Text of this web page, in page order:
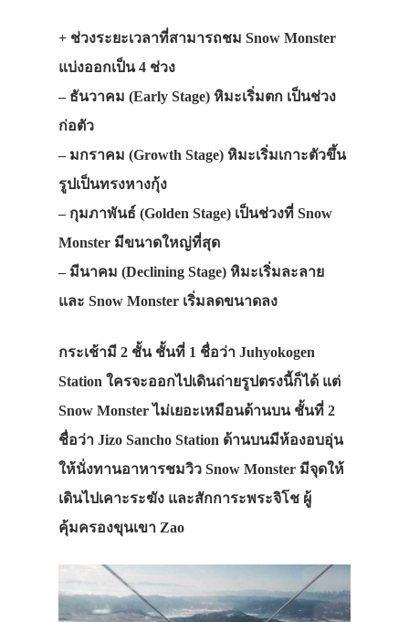
+ ช่วงระยะเวลาที่สามารถชม Snow Monster
แบ่งออกเป็น 4 ช่วง
– ธันวาคม (Early Stage) หิมะเริ่มตก เป็นช่วง
ก่อตัว
– มกราคม (Growth Stage) หิมะเริ่มเกาะตัวขึ้น
รูปเป็นทรงหางกุ้ง
– กุมภาพันธ์ (Golden Stage) เป็นช่วงที่ Snow
Monster มีขนาดใหญ่ที่สุด
– มีนาคม (Declining Stage) หิมะเริ่มละลาย
และ Snow Monster เริ่มลดขนาดลง
กระเช้ามี 2 ชั้น ชั้นที่ 1 ชื่อว่า Juhyokogen
Station ใครจะออกไปเดินถ่ายรูปตรงนี้ก็ได้ แต่
Snow Monster ไม่เยอะเหมือนด้านบน ชั้นที่ 2
ชื่อว่า Jizo Sancho Station ด้านบนมีห้องอบอุ่น
ให้นั่งทานอาหารชมวิว Snow Monster มีจุดให้
เดินไปเคาะระฆัง และสักการะพระจิโช ผู้
คุ้มครองขุนเขา Zao